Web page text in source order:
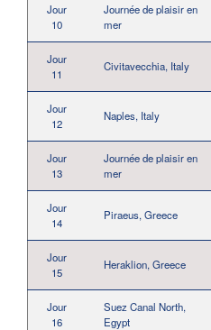
Jour
10
Journée de plaisir en
mer
Jour
11
Civitavecchia, Italy
Jour
12
Naples, Italy
Jour
13
Journée de plaisir en
mer
Jour
14
Piraeus, Greece
Jour
15
Heraklion, Greece
Jour
16
Suez Canal North,
Egypt